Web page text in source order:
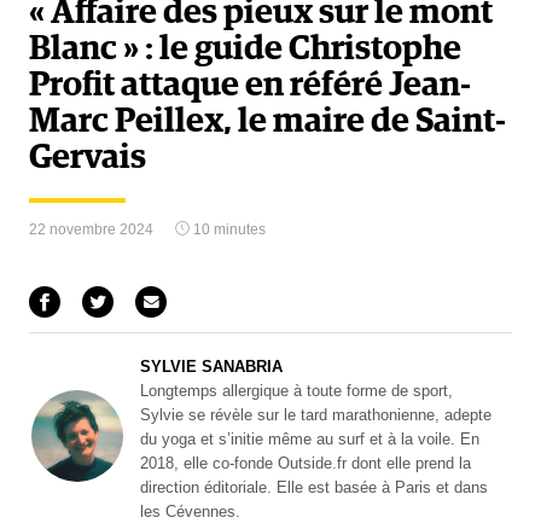
« Affaire des pieux sur le mont
Blanc » : le guide Christophe
Profit attaque en référé Jean-
Marc Peillex, le maire de Saint-
Gervais
22 novembre 2024 10 minutes
SYLVIE SANABRIA
Longtemps allergique à toute forme de sport,
Sylvie se révèle sur le tard marathonienne, adepte
du yoga et s’initie même au surf et à la voile. En
2018, elle co-fonde Outside.fr dont elle prend la
direction éditoriale. Elle est basée à Paris et dans
les Cévennes.